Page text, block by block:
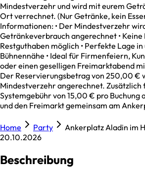
Mindestverzehr und wird mit eurem
Ort verrechnet. (Nur Getränke, kein
Informationen: • Der Mindestverzehr
Getränkeverbrauch angerechnet • Keine
Restguthaben möglich • Perfekte Lage
Bühnennähe • Ideal für Firmenfeiern,
oder einen geselligen Freimarktabend
Der Reservierungsbetrag von 250,00 €
Mindestverzehr angerechnet.
Systemgebühr von 15,00 € pro Buchung
und den Freimarkt gemeinsam am
Home Party
Ankerplatz Aladin im
20.10.2026
Beschreibung